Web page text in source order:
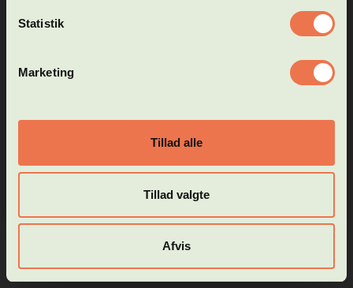
Statistik
Marketing
Tillad alle
Tillad valgte
Afvis
handels- og til­meld­ings­be­
ting­el­se­rne
TIL SØGNING
niveau hos Hf og VUC Roskilde - Køge. Du kan evt. tage
et billede af eksamensbeviset med din telefon og
Hvis du skal optages på andre hold, skal du booke en tid
til en samtale hos vores studievejledere.